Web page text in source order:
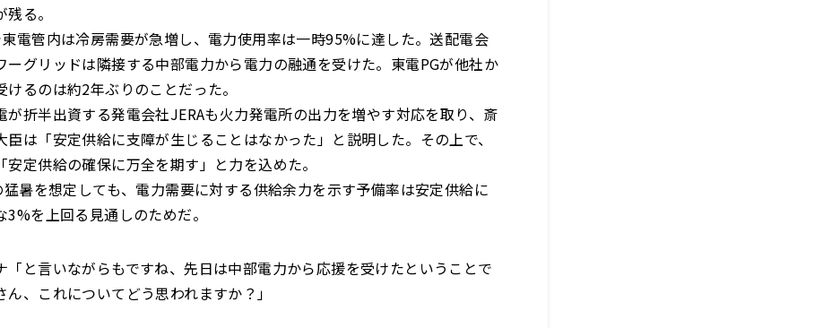
る。
電管内は冷房需要が急増し、電力使用率は一時95%に達した。送配電会
ーグリッドは隣接する中部電力から電力の融通を受けた。東電PGが他社か
けるのは約2年ぶりのことだった。
が折半出資する発電会社JERAも火力発電所の出力を増やす対応を取り、斎
臣は「安定供給に支障が生じることはなかった」と説明した。その上で、
安定供給の確保に万全を期す」と力を込めた。
暑を想定しても、電力需要に対する供給余力を示す予備率は安定供給に
3%を上回る見通しのためだ。
「と言いながらもですね、先日は中部電力から応援を受けたということで
ん、これについてどう思われますか？」